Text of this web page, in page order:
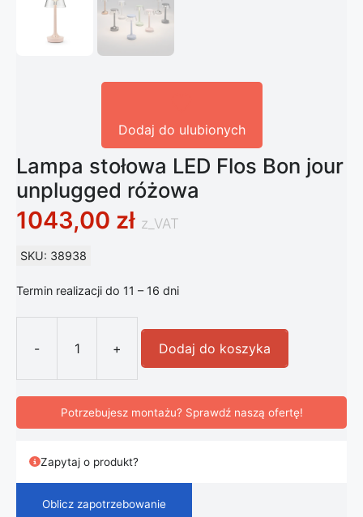
Dodaj do ulubionych
Lampa stołowa LED Flos Bon jour
unplugged różowa
1043,00 zł z_VAT
SKU: 38938
Termin realizacji do 11 – 16 dni
-
ilość Lampa stołowa LED Flos Bon
+ Dodaj do koszyka
Potrzebujesz montażu? Sprawdź naszą ofertę!
Zapytaj o produkt?
Oblicz zapotrzebowanie